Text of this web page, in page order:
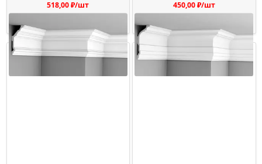
518,00 ₽/шт
450,00 ₽/шт